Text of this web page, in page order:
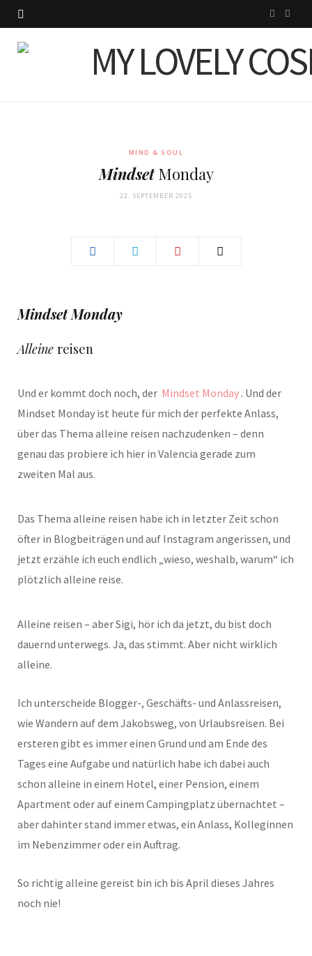
s n
MIND & SOUL
MindsetMonday
22. SEPTEMBER 2025
Mindset Monday
Alleine reisen
Und er kommt doch noch, der Mindset Monday . Und der
Mindset Monday ist heute für mich der perfekte Anlass,
über das Thema alleine reisen nachzudenken – denn
genau das probiere ich hier in Valencia gerade zum
zweiten Mal aus.
Das Thema alleine reisen habe ich in letzter Zeit schon
öfter in Blogbeiträgen und auf Instagram angerissen, und
jetzt erzähle ich euch endlich „wieso, weshalb, warum“ ich
plötzlich alleine reise.
Alleine reisen – aber Sigi, hör ich da jetzt, du bist doch
dauernd unterwegs. Ja, das stimmt. Aber nicht wirklich
alleine.
Ich unterscheide Blogger-, Geschäfts- und Anlassreisen,
wie Wandern auf dem Jakobsweg, von Urlaubsreisen. Bei
ersteren gibt es immer einen Grund und am Ende des
Tages eine Aufgabe und natürlich habe ich dabei auch
schon alleine in einem Hotel, einer Pension, einem
Apartment oder auf einem Campingplatz übernachtet –
aber dahinter stand immer etwas, ein Anlass, Kolleginnen
im Nebenzimmer oder ein Auftrag.
So richtig alleine gereist bin ich bis April dieses Jahres
noch nie!